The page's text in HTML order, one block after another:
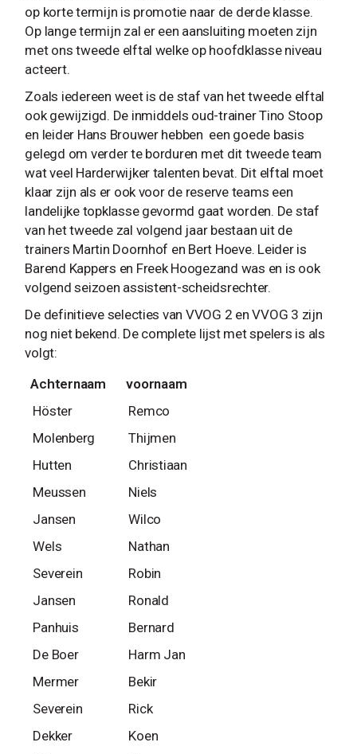
op korte termijn is promotie naar de derde klasse.
Op lange termijn zal er een aansluiting moeten zijn
met ons tweede elftal welke op hoofdklasse niveau
acteert.
Zoals iedereen weet is de staf van het tweede elftal
ook gewijzigd. De inmiddels oud-trainer Tino Stoop
en leider Hans Brouwer hebben een goede basis
gelegd om verder te borduren met dit tweede team
wat veel Harderwijker talenten bevat. Dit elftal moet
klaar zijn als er ook voor de reserve teams een
landelijke topklasse gevormd gaat worden. De staf
van het tweede zal volgend jaar bestaan uit de
trainers Martin Doornhof en Bert Hoeve. Leider is
Barend Kappers en Freek Hoogezand was en is ook
volgend seizoen assistent-scheidsrechter.
De definitieve selecties van VVOG 2 en VVOG 3 zijn
nog niet bekend. De complete lijst met spelers is als
volgt:
Achternaam
voornaam
Höster
Remco
Molenberg
Thijmen
Hutten
Christiaan
Meussen
Niels
Jansen
Wilco
Wels
Nathan
Severein
Robin
Jansen
Ronald
Panhuis
Bernard
De Boer
Harm Jan
Mermer
Bekir
Severein
Rick
Dekker
Koen